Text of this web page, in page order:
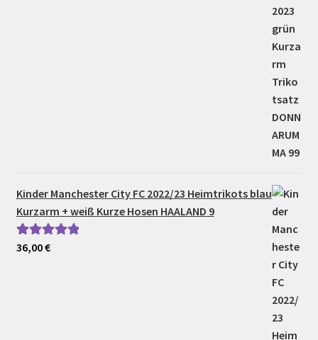
Kinder Manchester City FC 2022/23 Heimtrikots blau
Kurzarm + weiß Kurze Hosen HAALAND 9
Bewertet mit
36,00€